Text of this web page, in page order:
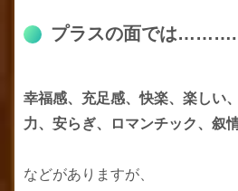
プラスの面では……….
幸福感、充足感、快楽、楽しい
力、安らぎ、ロマンチック、叙
などがありますが、